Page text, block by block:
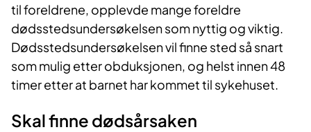
til foreldrene, opplevde mange foreldre
dødsstedsundersøkelsen som nyttig og viktig.
Dødsstedsundersøkelsen vil finne sted så snart
som mulig etter obduksjonen, og helst innen 48
timer etter at barnet har kommet til sykehuset.
Skal finne dødsårsaken